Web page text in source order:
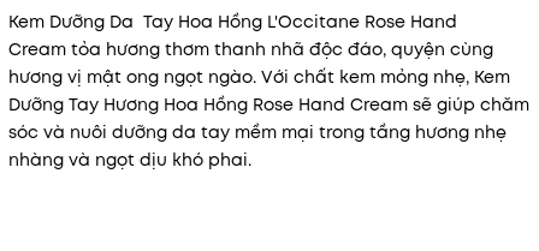
Kem Dưỡng Da Tay Hoa Hồng L'Occitane Rose Hand
Cream tỏa hương thơm thanh nhã độc đáo, quyện cùng
hương vị mật ong ngọt ngào. Với chất kem mỏng nhẹ, Kem
Dưỡng Tay Hương Hoa Hồng Rose Hand Cream sẽ giúp chăm
sóc và nuôi dưỡng da tay mềm mại trong tầng hương nhẹ
nhàng và ngọt dịu khó phai.